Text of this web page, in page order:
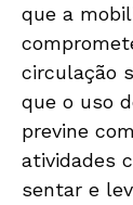
que a
circulação
que o uso
previne
atividades
sentar e